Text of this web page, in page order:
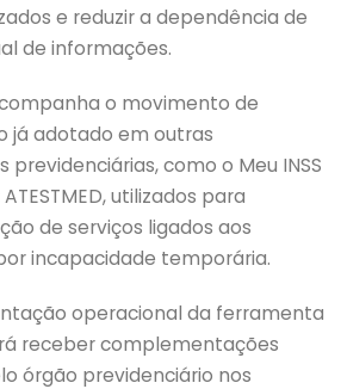
e reduzir a dependência de
de informações.
o movimento de
já adotado em outras
como o Meu INSS
utilizados para
de serviços ligados aos
incapacidade temporária.
operacional da ferramenta
receber complementações
órgão previdenciário nos